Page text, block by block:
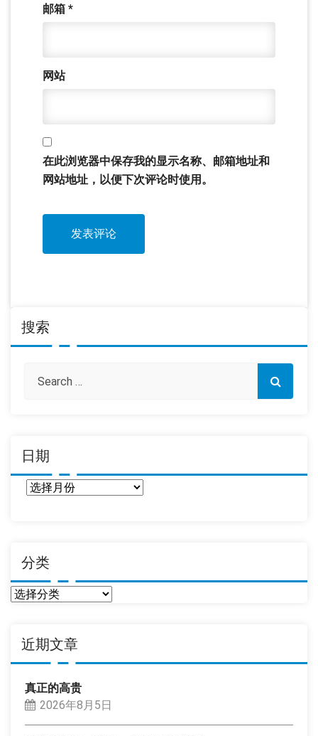
邮箱 *
网站
在此浏览器中保存我的显示名称、邮箱地址和
网站地址，以便下次评论时使用。
搜索
日期
分类
分
近期文章
真正的高贵
2026年8月5日